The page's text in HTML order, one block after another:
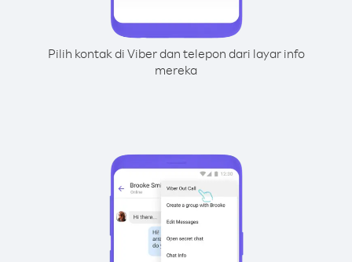
Pilih kontak di Viber dan telepon dari layar info
mereka